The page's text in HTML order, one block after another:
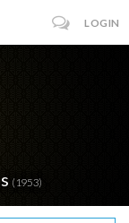
LOGIN
(1953)